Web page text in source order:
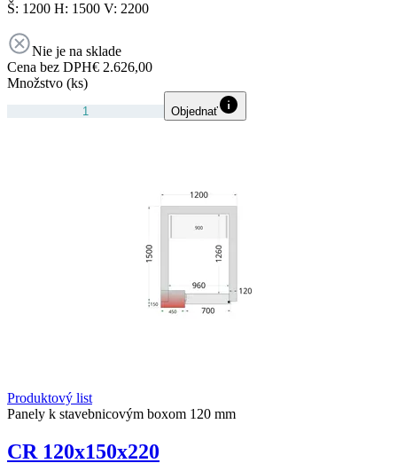
Š: 1200 H: 1500 V: 2200
Nie je na sklade
Cena bez DPH€ 2.626,00
Množstvo (ks)
Objednať
Produktový list
Panely k stavebnicovým boxom 120 mm
CR 120x150x220